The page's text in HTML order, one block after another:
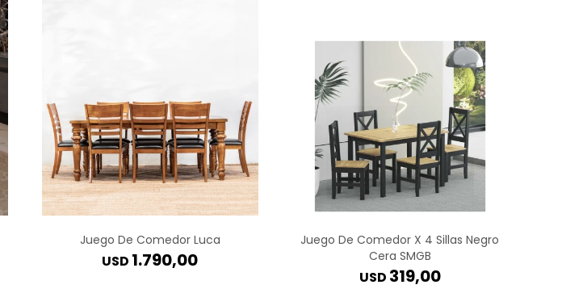
Juego De Comedor Luca
USD 1.790,00
Juego De Comedor X 4 Sillas Negro
Cera SMGB
USD 319,00